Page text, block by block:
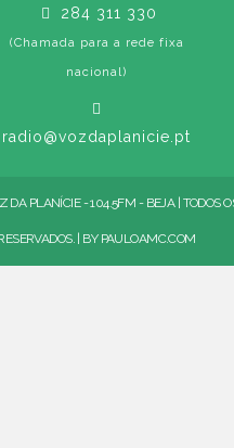
284 311 330
(Chamada para a rede fixa
nacional)
radio@vozdaplanicie.pt
PLANÍCIE - 104.5FM - BEJA | TODOS
| BY PAULOAMC.COM